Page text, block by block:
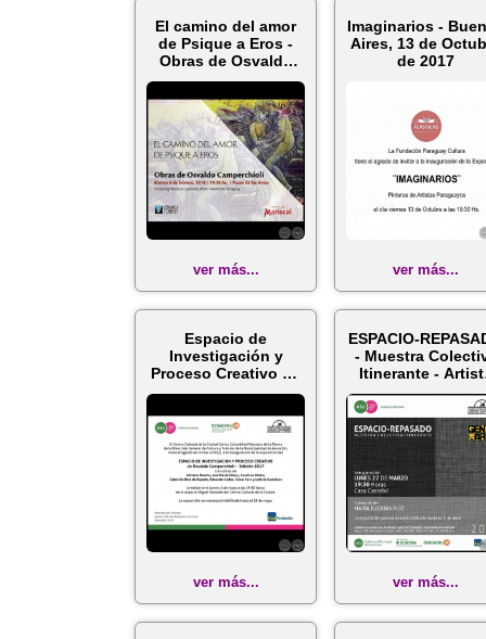
El camino del amor
de Psique a Eros -
Obras de Osvaldo
Camperchio...
ver más...
Imaginarios -
Aires, 13 de
de 2017
ver más...
Espacio de
Investigación y
Proceso Creativo de
Osvaldo
ver más...
ESPACIO-
- Muestra
Itinerante -
Osvaldo...
ver más...